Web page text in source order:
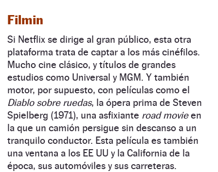
Filmin
Si Netflix se dirige al gran público, esta otra
plataforma trata de captar a los más cinéfilos.
Mucho cine clásico, y títulos de grandes
estudios como Universal y MGM. Y también
motor, por supuesto, con películas como el
Diablo sobre ruedas, la ópera prima de Steven
Spielberg (1971), una asfixiante road movieen
la que un camión persigue sin descanso a un
tranquilo conductor. Esta película es también
una ventana a los EE UU y la California de la
época, sus automóviles y sus carreteras.